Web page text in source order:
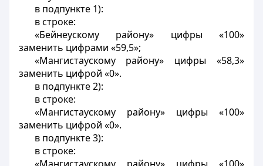
в подпункте 1):
в строке:
«Бейнеускому району» цифры «100»
заменить цифрами «59,5»;
«Мангистаускому району» цифры «58,3»
заменить цифрой «0».
в подпункте 2):
в строке:
«Мангистаускому району» цифры «100»
заменить цифрой «0».
в подпункте 3):
в строке: